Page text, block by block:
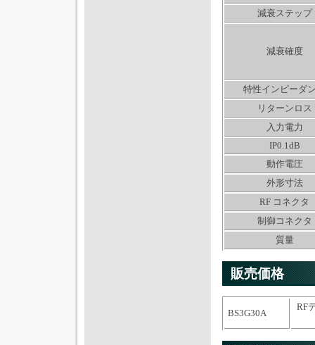
減衰ステップ
減衰確度
特性インピーダ
リターンロス
入力電力
IP0.1dB
動作電圧
外形寸法
RF コネクタ
制御コネクタ
質量
販売価格
BS3G30A
RF